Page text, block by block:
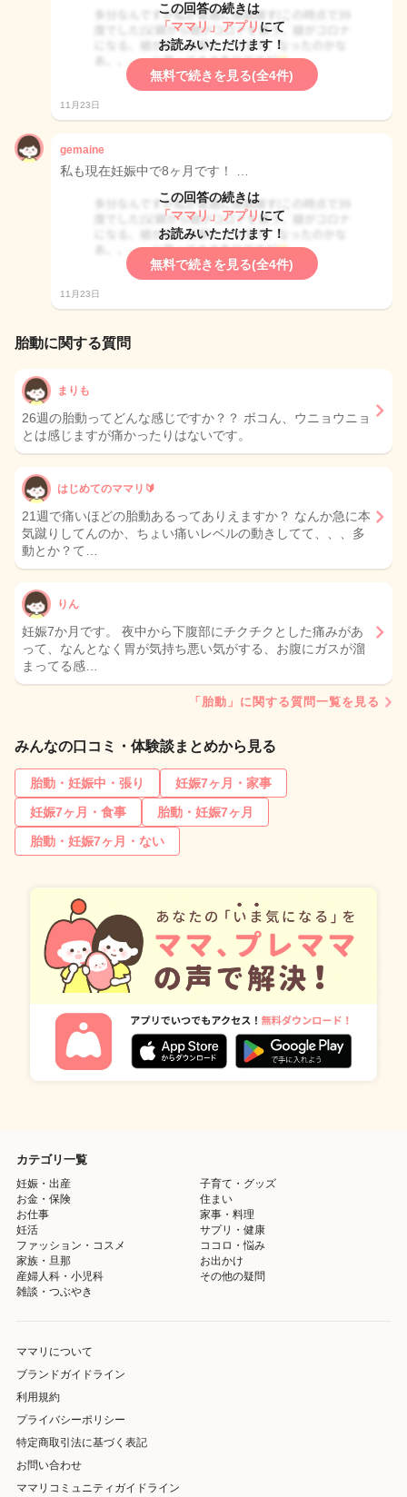
この回答の続きは
「ママリ」アプリ にて
お読みいただけます！
無料で続きを見る(全4件)
11月23日
gemaine
私も現在妊娠中で8ヶ月です！ …
この回答の続きは
「ママリ」アプリ にて
お読みいただけます！
無料で続きを見る(全4件)
11月23日
胎動に関する質問
まりも
26週の胎動ってどんな感じですか？？ ボコん、ウニョウニョ
とは感じますが痛かったりはないです。
はじめてのママリ🔰
21週で痛いほどの胎動あるってありえますか？ なんか急に本
気蹴りしてんのか、ちょい痛いレベルの動きしてて、、、多
動とか？て…
りん
妊娠7か月です。 夜中から下腹部にチクチクとした痛みがあ
って、なんとなく胃が気持ち悪い気がする、お腹にガスが溜
まってる感…
「胎動」に関する質問一覧を見る
みんなの口コミ・体験談まとめから見る
胎動・妊娠中・張り
妊娠7ヶ月・家事
妊娠7ヶ月・食事
胎動・妊娠7ヶ月
胎動・妊娠7ヶ月・ない
カテゴリ一覧
妊娠・出産
子育て・グッズ
お金・保険
住まい
お仕事
家事・料理
妊活
サプリ・健康
ファッション・コスメ
ココロ・悩み
家族・旦那
お出かけ
産婦人科・小児科
その他の疑問
雑談・つぶやき
ママリについて
ブランドガイドライン
利用規約
プライバシーポリシー
特定商取引法に基づく表記
お問い合わせ
ママリコミュニティガイドライン